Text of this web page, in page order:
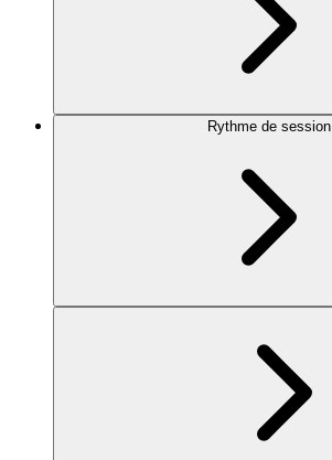
Rythme de session